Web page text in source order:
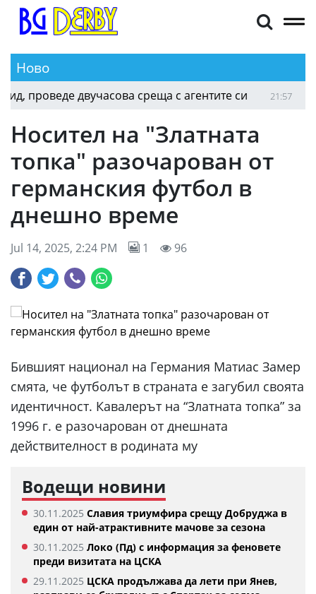
Ново
двучасова среща с агентите си 21:57
Носител на "Златната
топка" разочарован от
германския футбол в
днешно време
Jul 14, 2025, 2:24 PM 1 96
Бившият национал на Германия Матиас Замер
смята, че футболът в страната е загубил своята
идентичност. Кавалерът на “Златната топка” за
1996 г. е разочарован от днешната
действителност в родината му
Водещи новини
30.11.2025 Славия триумфира срещу Добруджа в
един от най-атрактивните мачове за сезона
30.11.2025 Локо (Пд) с информация за феновете
преди визитата на ЦСКА
29.11.2025 ЦСКА продължава да лети при Янев,